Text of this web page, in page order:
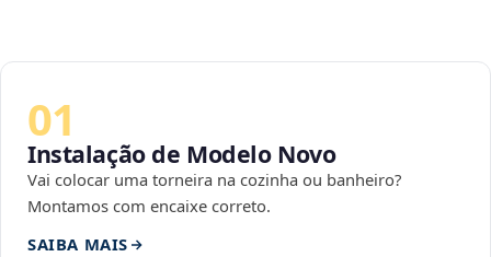
01
Instalação de Modelo Novo
Vai colocar uma torneira na cozinha ou banheiro?
Montamos com encaixe correto.
SAIBA MAIS